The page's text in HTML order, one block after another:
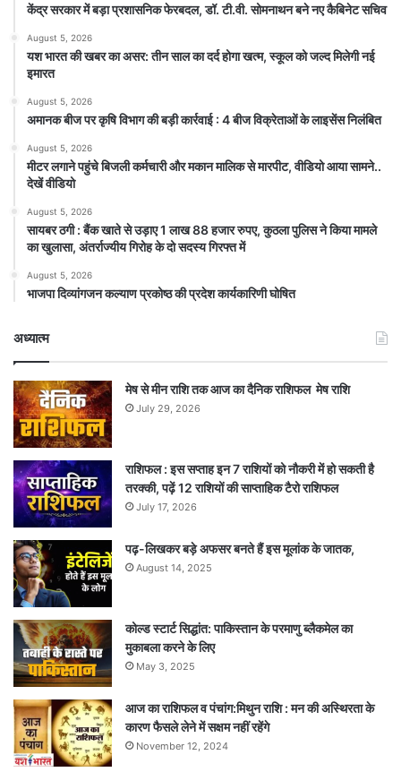
केंद्र सरकार में बड़ा प्रशासनिक फेरबदल, डॉ. टी.वी. सोमनाथन बने नए कैबिनेट सचिव
August 5, 2026
यश भारत की खबर का असर: तीन साल का दर्द होगा खत्म, स्कूल को जल्द मिलेगी नई
इमारत
August 5, 2026
अमानक बीज पर कृषि विभाग की बड़ी कार्रवाई : 4 बीज विक्रेताओं के लाइसेंस निलंबित
August 5, 2026
मीटर लगाने पहुंचे बिजली कर्मचारी और मकान मालिक से मारपीट, वीडियो आया सामने..
देखें वीडियो
August 5, 2026
सायबर ठगी : बैंक खाते से उड़ाए 1 लाख 88 हजार रुपए, कुठला पुलिस ने किया मामले
का खुलासा, अंतर्राज्यीय गिरोह के दो सदस्य गिरफ्त में
August 5, 2026
भाजपा दिव्यांगजन कल्याण प्रकोष्ठ की प्रदेश कार्यकारिणी घोषित
अध्यात्म
मेष से मीन राशि तक आज का दैनिक राशिफल मेष राशि
July 29, 2026
राशिफल : इस सप्ताह इन 7 राशियों को नौकरी में हो सकती है
तरक्की, पढ़ें 12 राशियों की साप्ताहिक टैरो राशिफल
July 17, 2026
पढ़-लिखकर बड़े अफसर बनते हैं इस मूलांक के जातक,
August 14, 2025
कोल्ड स्टार्ट सिद्धांत: पाकिस्तान के परमाणु ब्लैकमेल का
मुकाबला करने के लिए
May 3, 2025
आज का राशिफल व पंचांग:मिथुन राशि : मन की अस्थिरता के
कारण फैसले लेने में सक्षम नहीं रहेंगे
November 12, 2024